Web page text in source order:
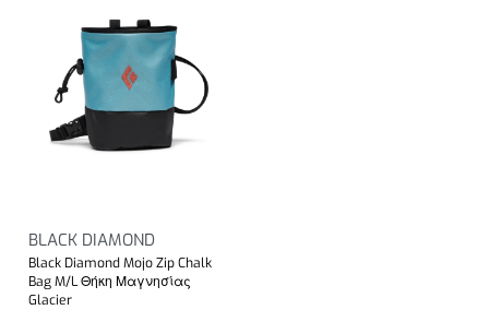
BLACK DIAMOND
Black Diamond Mojo Zip Chalk
Bag M/L Θήκη Μαγνησίας
Glacier